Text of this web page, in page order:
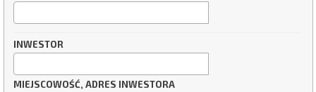
INWESTOR
MIEJSCOWOŚĆ, ADRES INWESTORA